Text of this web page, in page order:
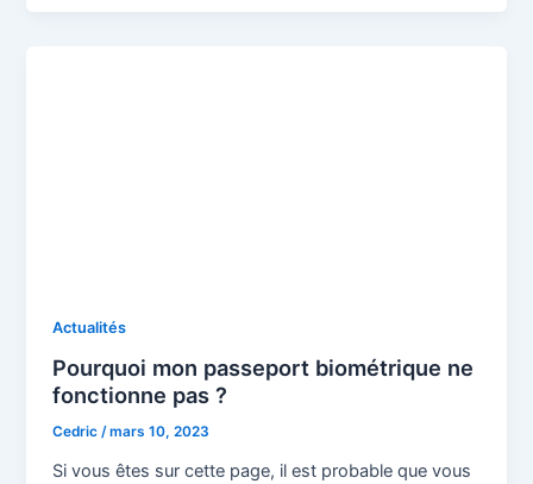
Actualités
Pourquoi mon passeport biométrique ne
fonctionne pas ?
Cedric/mars 10, 2023
Si vous êtes sur cette page, il est probable que vous